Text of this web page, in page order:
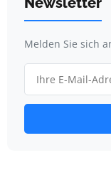
Melden Sie sich